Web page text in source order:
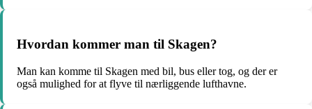
Hvordan kommer man til Skagen?
Man kan komme til Skagen med bil, bus eller tog, og der er
også mulighed for at flyve til nærliggende lufthavne.